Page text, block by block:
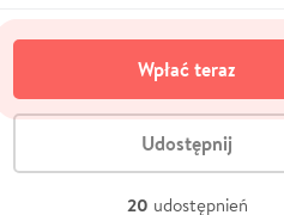
Wpłać teraz
Udostępnij
20 udostępnień